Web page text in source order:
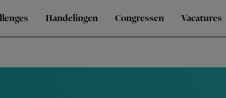
Handelingen Congressen Vacatures